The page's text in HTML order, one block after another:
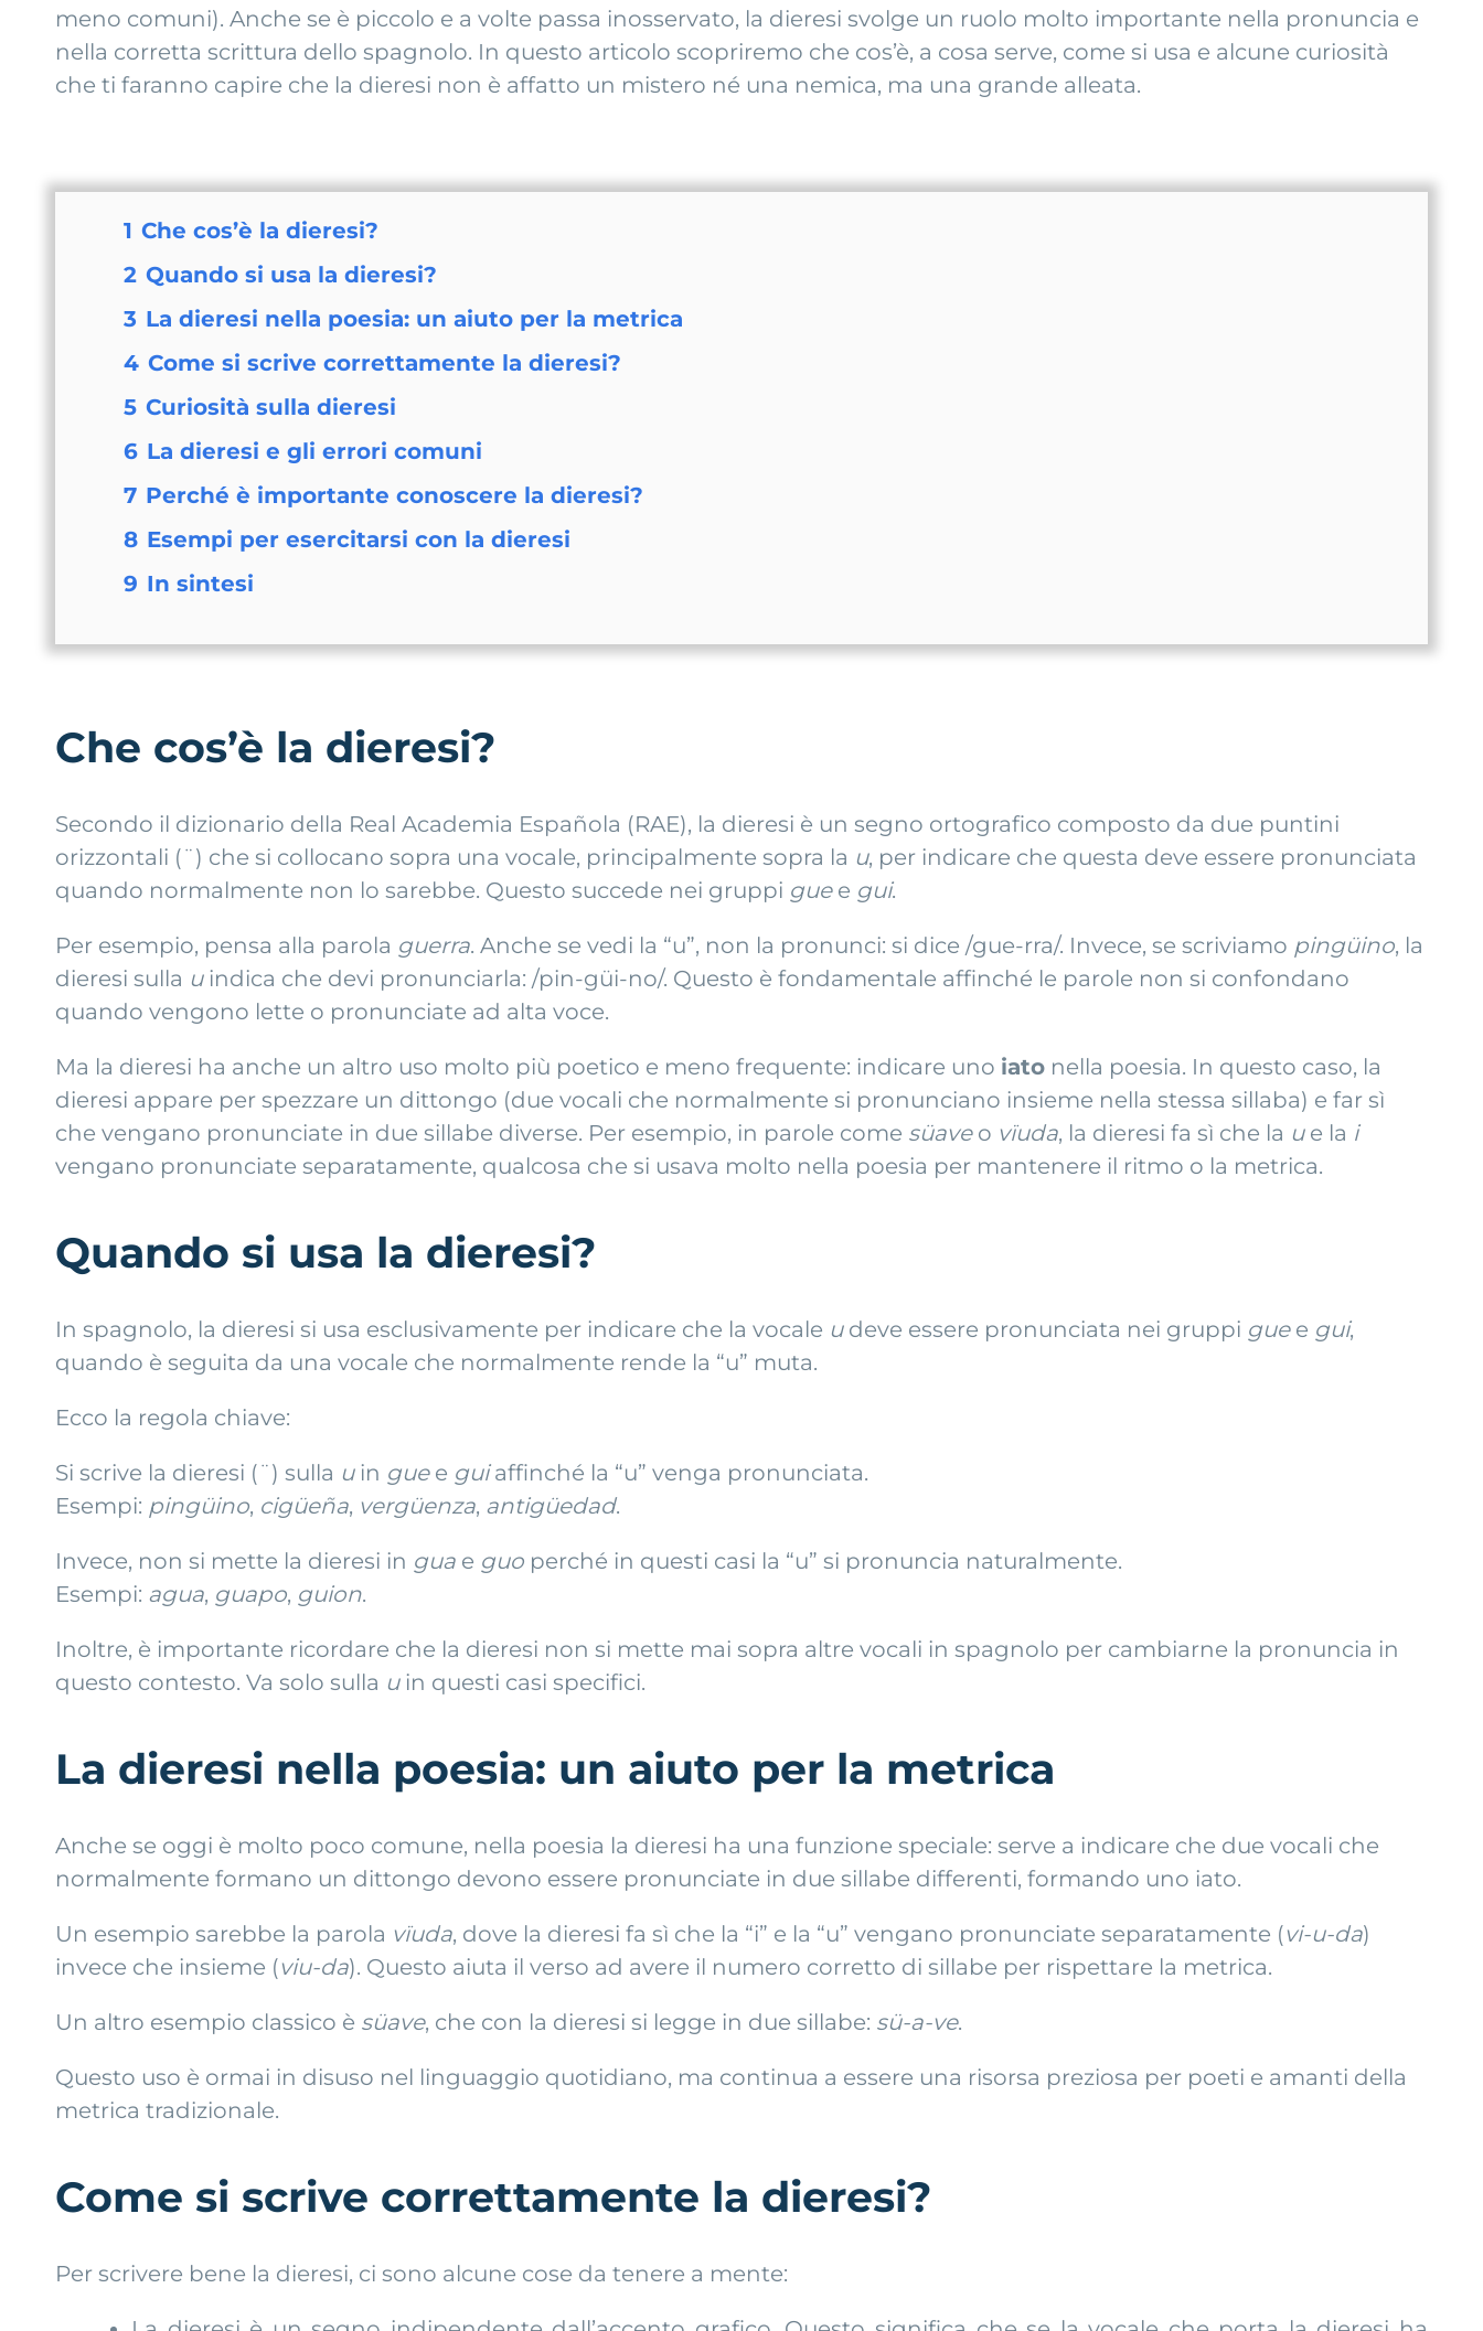
meno comuni). Anche se è piccolo e a volte passa inosservato, la dieresi svolge un ruolo molto importante nella pronuncia e
nella corretta scrittura dello spagnolo. In questo articolo scopriremo che cos’è, a cosa serve, come si usa e alcune curiosità
che ti faranno capire che la dieresi non è affatto un mistero né una nemica, ma una grande alleata.
1 Che cos’è la dieresi?
2 Quando si usa la dieresi?
3 La dieresi nella poesia: un aiuto per la metrica
4 Come si scrive correttamente la dieresi?
5 Curiosità sulla dieresi
6 La dieresi e gli errori comuni
7 Perché è importante conoscere la dieresi?
8 Esempi per esercitarsi con la dieresi
9 In sintesi
Che cos’è la dieresi?
Secondo il dizionario della Real Academia Española (RAE), la dieresi è un segno ortografico composto da due puntini
orizzontali (¨) che si collocano sopra una vocale, principalmente sopra la u, per indicare che questa deve essere pronunciata
quando normalmente non lo sarebbe. Questo succede nei gruppi guee gui.
Per esempio, pensa alla parola guerra. Anche se vedi la “u”, non la pronunci: si dice /gue-rra/. Invece, se scriviamo pingüino, la
dieresi sulla uindica che devi pronunciarla: /pin-güi-no/. Questo è fondamentale affinché le parole non si confondano
quando vengono lette o pronunciate ad alta voce.
Ma la dieresi ha anche un altro uso molto più poetico e meno frequente: indicare uno iato nella poesia. In questo caso, la
dieresi appare per spezzare un dittongo (due vocali che normalmente si pronunciano insieme nella stessa sillaba) e far sì
che vengano pronunciate in due sillabe diverse. Per esempio, in parole come süaveo vïuda, la dieresi fa sì che la ue la i
vengano pronunciate separatamente, qualcosa che si usava molto nella poesia per mantenere il ritmo o la metrica.
Quando si usa la dieresi?
In spagnolo, la dieresi si usa esclusivamente per indicare che la vocale udeve essere pronunciata nei gruppi guee gui,
quando è seguita da una vocale che normalmente rende la “u” muta.
Ecco la regola chiave:
Si scrive la dieresi (¨) sulla uin guee guiaffinché la “u” venga pronunciata.
Esempi: pingüino, cigüeña, vergüenza, antigüedad.
Invece, non si mette la dieresi in gua e guo perché in questi casi la “u” si pronuncia naturalmente.
Esempi: agua, guapo, guion.
Inoltre, è importante ricordare che la dieresi non si mette mai sopra altre vocali in spagnolo per cambiarne la pronuncia in
questo contesto. Va solo sulla uin questi casi specifici.
La dieresi nella poesia: un aiuto per la metrica
Anche se oggi è molto poco comune, nella poesia la dieresi ha una funzione speciale: serve a indicare che due vocali che
normalmente formano un dittongo devono essere pronunciate in due sillabe differenti, formando uno iato.
Un esempio sarebbe la parola vïuda, dove la dieresi fa sì che la “i” e la “u” vengano pronunciate separatamente (vi-u-da)
invece che insieme (viu-da). Questo aiuta il verso ad avere il numero corretto di sillabe per rispettare la metrica.
Un altro esempio classico è süave, che con la dieresi si legge in due sillabe: sü-a-ve.
Questo uso è ormai in disuso nel linguaggio quotidiano, ma continua a essere una risorsa preziosa per poeti e amanti della
metrica tradizionale.
Come si scrive correttamente la dieresi?
Per scrivere bene la dieresi, ci sono alcune cose da tenere a mente: